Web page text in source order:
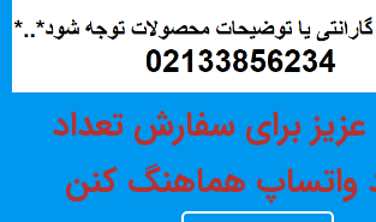
برای سفارش تعداد
واتساپ هماهنگ کنن